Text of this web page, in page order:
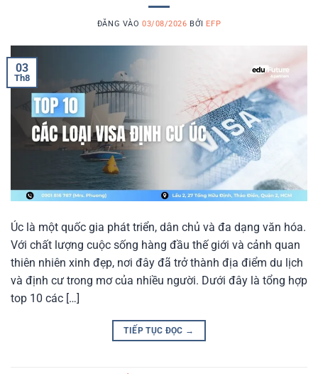
ĐĂNG VÀO 03/08/2026 BỞI EFP
03
Th8
Úc là một quốc gia phát triển, dân chủ và đa dạng văn hóa.
Với chất lượng cuộc sống hàng đầu thế giới và cảnh quan
thiên nhiên xinh đẹp, nơi đây đã trở thành địa điểm du lịch
và định cư trong mơ của nhiều người. Dưới đây là tổng hợp
top 10 các […]
TIẾP TỤC ĐỌC →